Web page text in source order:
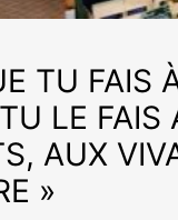
TU FAIS
LE FAIS
AUX
»